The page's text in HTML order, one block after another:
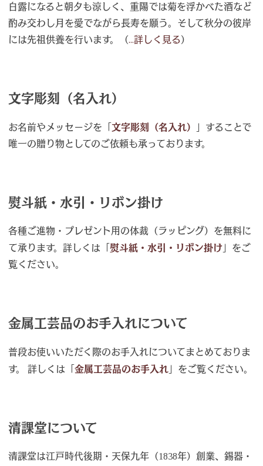
白露になると朝夕も涼しく、重陽では菊を浮かべた酒など
酌み交わし月を愛でながら長寿を願う。そして秋分の彼岸
には先祖供養を行います。（...詳しく見る）
文字彫刻（名入れ）
お名前やメッセージを「 文字彫刻（名入れ）
」することで
唯一の贈り物としてのご依頼も承っております。
熨斗紙・水引・リボン掛け
各種ご進物・プレゼント用の体裁（ラッピング）を無料に
て承ります。詳しくは「 熨斗紙・水引・リボン掛け 」をご
覧ください。
金属工芸品のお手入れについて
普段お使いいただく際のお手入れについてまとめておりま
す。 詳しくは「 金属工芸品のお手入れ 」をご覧ください。
清課堂について
清課堂は江戸時代後期・天保九年（1838年）創業、錫器・